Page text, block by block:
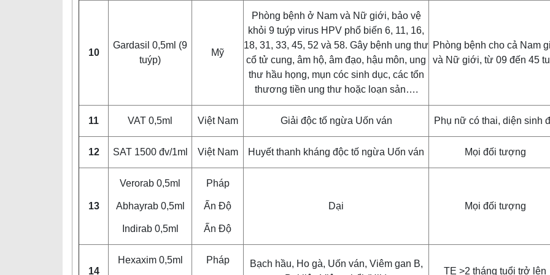
10
Gardasil 0,5ml (9
tuýp)
Mỹ
Phòng bệnh ở Nam và Nữ giới, bảo vệ
khỏi 9 tuýp virus HPV phổ biến 6, 11, 16,
18, 31, 33, 45, 52 và 58. Gây bệnh ung thư
cổ tử cung, âm hộ, âm đạo, hậu môn, ung
thư hầu họng, mụn cóc sinh dục, các tổn
thương tiền ung thư hoặc loạn sản….
Phòng bệnh cho cả Nam
và Nữ giới, từ 09 đến 45
11 VAT 0,5ml Việt Nam Giải độc tố ngừa Uốn ván Phụ nữ có thai, diện sinh
12 SAT 1500 đv/1ml Việt Nam Huyết thanh kháng độc tố ngừa Uốn ván Mọi đối tượng
13
Verorab 0,5ml
Abhayrab 0,5ml
Indirab 0,5ml
Pháp
Ấn Độ
Ấn Độ
Dại Mọi đối tượng
14
Hexaxim 0,5ml Pháp
Bạch hầu, Ho gà, Uốn ván, Viêm gan B,
TE >2 tháng tuổi trở lên